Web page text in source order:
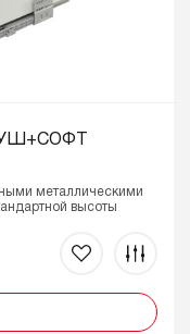
металлическими
высоты